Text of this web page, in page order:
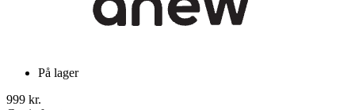
På lager
999 kr.